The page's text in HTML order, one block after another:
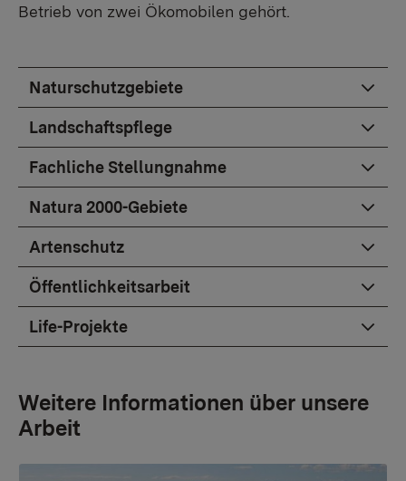
Betrieb von zwei Ökomobilen gehört.
Naturschutzgebiete
Landschaftspflege
Fachliche Stellungnahme
Natura 2000-Gebiete
Artenschutz
Öffentlichkeitsarbeit
Life-Projekte
Weitere Informationen über unsere
Arbeit